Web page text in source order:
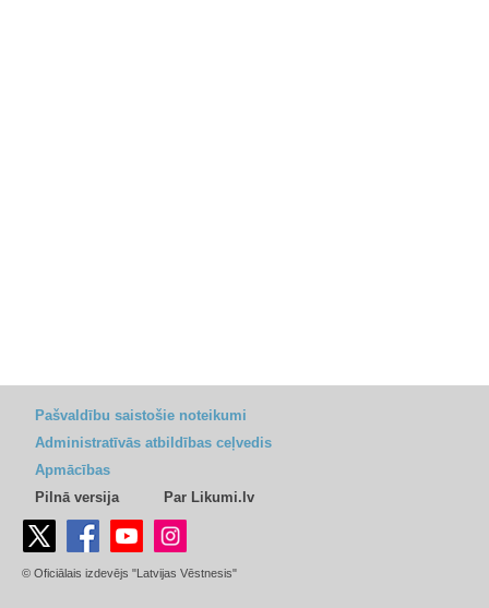
Pašvaldību saistošie noteikumi
Administratīvās atbildības ceļvedis
Apmācības
Pilnā versija
Par Likumi.lv
© Oficiālais izdevējs "Latvijas Vēstnesis"